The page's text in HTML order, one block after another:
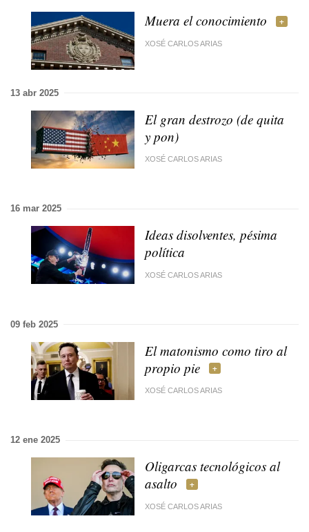
Muera el conocimiento
XOSÉ CARLOS ARIAS
13 abr 2025
El gran destrozo (de quita
y pon)
XOSÉ CARLOS ARIAS
16 mar 2025
Ideas disolventes, pésima
política
XOSÉ CARLOS ARIAS
09 feb 2025
El matonismo como tiro al
propio pie
XOSÉ CARLOS ARIAS
12 ene 2025
Oligarcas tecnológicos al
asalto
XOSÉ CARLOS ARIAS